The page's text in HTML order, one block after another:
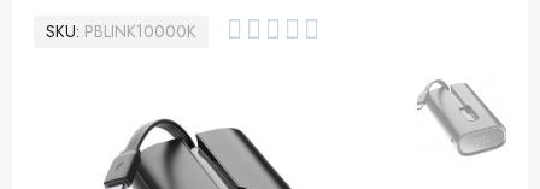
SKU PBLINK10000K     